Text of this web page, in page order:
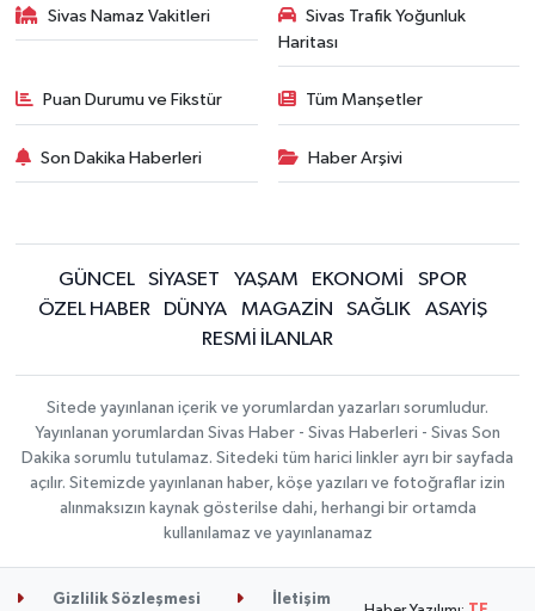
Sivas Namaz Vakitleri
Sivas Trafik Yoğunluk
Haritası
Puan Durumu ve Fikstür Tüm Manşetler
Son Dakika Haberleri Haber Arşivi
GÜNCEL SİYASET YAŞAM EKONOMİ
SPOR
ÖZEL HABER
DÜNYA MAGAZİN SAĞLIK
ASAYİŞ
RESMİ İLANLAR
Sitede yayınlanan içerik ve yorumlardan yazarları sorumludur.
Yayınlanan yorumlardan Sivas Haber - Sivas Haberleri - Sivas Son
Dakika sorumlu tutulamaz. Sitedeki tüm harici linkler ayrı bir sayfada
açılır. Sitemizde yayınlanan haber, köşe yazıları ve fotoğraflar izin
alınmaksızın kaynak gösterilse dahi, herhangi bir ortamda
kullanılamaz ve yayınlanamaz
Gizlilik Sözleşmesi İletişim